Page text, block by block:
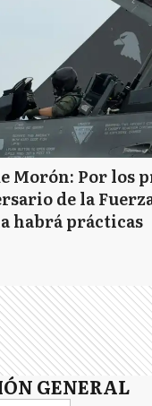
Morón: Por los
de la
habrá prácticas
GENERAL